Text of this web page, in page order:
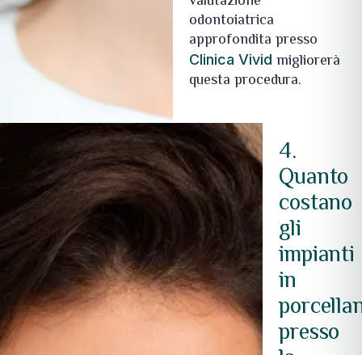
odontoiatrica
approfondita presso
Clinica Vivid migliorerà
questa procedura.
4.
Quanto
costano
gli
impianti
in
presso